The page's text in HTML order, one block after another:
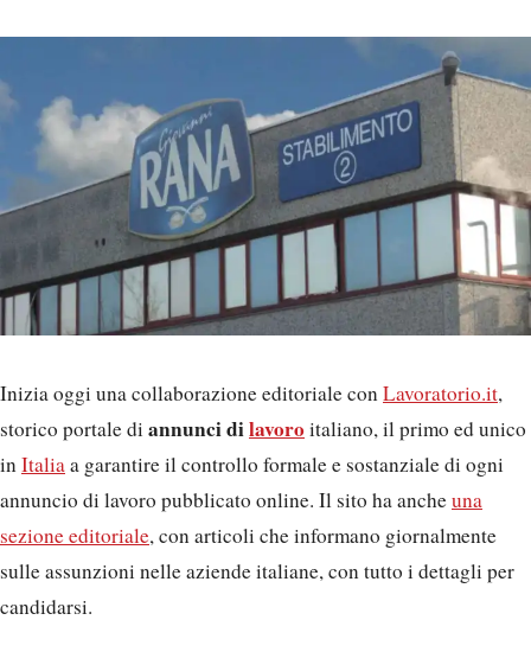
Inizia oggi una collaborazione editoriale conLavoratorio.it,
storico portale di annunci dilavoroitaliano, il primo ed unico
inItaliaa garantire il controllo formale e sostanziale di ogni
annuncio di lavoro pubblicato online. Il sito ha ancheuna
sezione editoriale, con articoli che informano giornalmente
sulle assunzioni nelle aziende italiane, con tutto i dettagli per
candidarsi.